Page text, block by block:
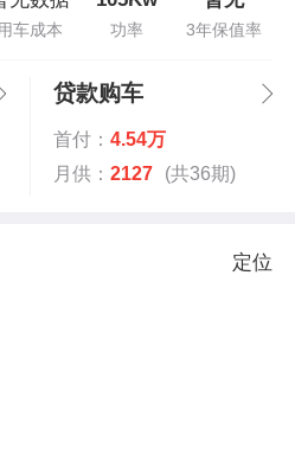
车成本 功率 3年保值率
贷款购车
首付： 4.54万
月供： 2127 (共36期)
定位